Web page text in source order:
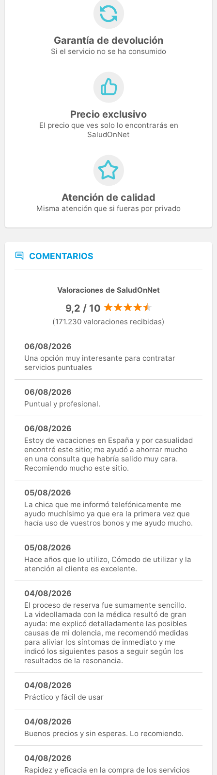
Garantía de devolución
Si el servicio no se ha consumido
Precio exclusivo
El precio que ves solo lo encontrarás en
SaludOnNet
Atención de calidad
Misma atención que si fueras por privado
COMENTARIOS
Valoraciones de SaludOnNet
9,2 / 10
(171.230 valoraciones recibidas)
06/08/2026
Una opción muy interesante para contratar
servicios puntuales
06/08/2026
Puntual y profesional.
06/08/2026
Estoy de vacaciones en España y por casualidad
encontré este sitio; me ayudó a ahorrar mucho
en una consulta que habría salido muy cara.
Recomiendo mucho este sitio.
05/08/2026
La chica que me informó telefónicamente me
ayudo muchísimo ya que era la primera vez que
hacía uso de vuestros bonos y me ayudo mucho.
05/08/2026
Hace años que lo utilizo, Cómodo de utilizar y la
atención al cliente es excelente.
04/08/2026
El proceso de reserva fue sumamente sencillo.
La videollamada con la médica resultó de gran
ayuda: me explicó detalladamente las posibles
causas de mi dolencia, me recomendó medidas
para aliviar los síntomas de inmediato y me
indicó los siguientes pasos a seguir según los
resultados de la resonancia.
04/08/2026
Práctico y fácil de usar
04/08/2026
Buenos precios y sin esperas. Lo recomiendo.
04/08/2026
Rapidez y eficacia en la compra de los servicios